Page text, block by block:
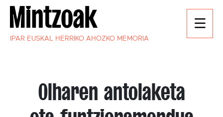
IPAR EUSKAL HERRIKO AHOZKO MEMORIA
Olharen antolaketa